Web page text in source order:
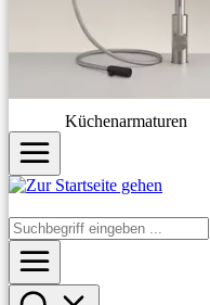
Küchenarmaturen